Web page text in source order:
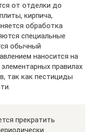
от отделки до
кирпича,
обработка
специальные
обычный
наносится на
правилах
так как пестициды
прекратить